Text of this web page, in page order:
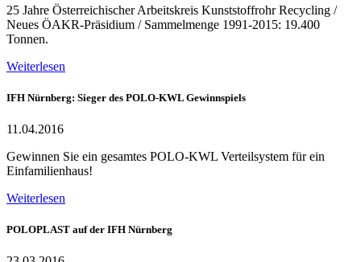
25 Jahre Österreichischer Arbeitskreis Kunststoffrohr Recycling /
Neues ÖAKR-Präsidium / Sammelmenge 1991-2015: 19.400
Tonnen.
Weiterlesen
IFH Nürnberg: Sieger des POLO-KWL Gewinnspiels
11.04.2016
Gewinnen Sie ein gesamtes POLO-KWL Verteilsystem für ein
Einfamilienhaus!
Weiterlesen
POLOPLAST auf der IFH Nürnberg